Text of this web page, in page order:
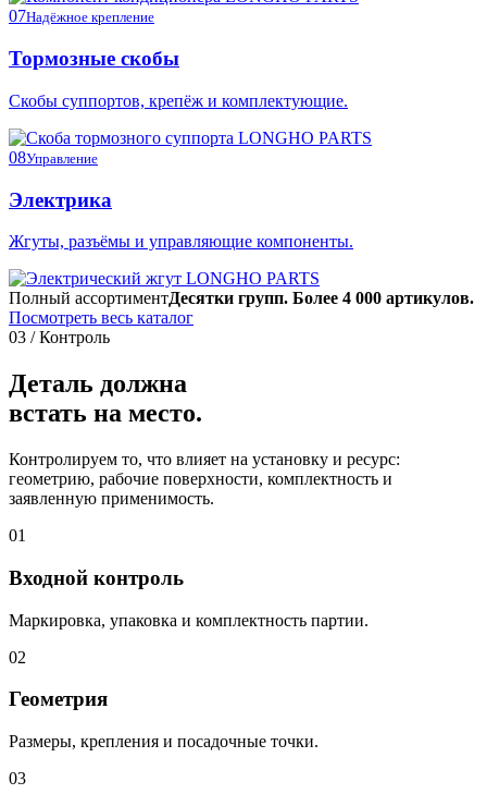
07Надёжное крепление
Тормозные скобы
Скобы суппортов, крепёж и комплектующие.
08Управление
Электрика
Жгуты, разъёмы и управляющие компоненты.
Полный ассортиментДесятки групп. Более 4 000 артикулов.
Посмотреть весь каталог
03 / Контроль
Деталь должна
встать на место.
Контролируем то, что влияет на установку и ресурс:
геометрию, рабочие поверхности, комплектность и
заявленную применимость.
01
Входной контроль
Маркировка, упаковка и комплектность партии.
02
Геометрия
Размеры, крепления и посадочные точки.
03